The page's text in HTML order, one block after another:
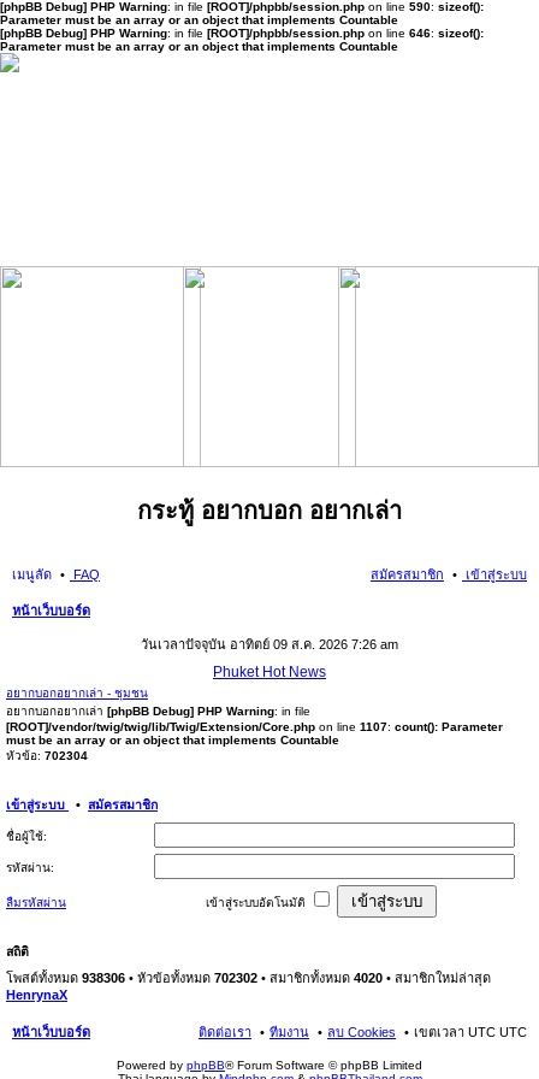
[phpBB Debug] PHP Warning: in file [ROOT]/phpbb/session.php on line 590: sizeof():
Parameter must be an array or an object that implements Countable
[phpBB Debug] PHP Warning: in file [ROOT]/phpbb/session.php on line 646: sizeof():
Parameter must be an array or an object that implements Countable
กระทู้ อยากบอก อยากเล่า
เมนูลัด FAQ เข้าสู่ระบบ
สมัครสมาชิก
หน้าเว็บบอร์ด
วันเวลาปัจจุบัน อาทิตย์ 09 ส.ค. 2026 7:26 am
Phuket Hot News
อยากบอกอยากเล่า - ชุมชน
อยากบอกอยากเล่า [phpBB Debug] PHP Warning: in file
[ROOT]/vendor/twig/twig/lib/Twig/Extension/Core.php on line 1107: count(): Parameter
must be an array or an object that implements Countable
หัวข้อ: 702304
เข้าสู่ระบบ • สมัครสมาชิก
ชื่อผู้ใช้:
รหัสผ่าน:
ลืมรหัสผ่าน เข้าสู่ระบบอัตโนมัติ
สถิติ
โพสต์ทั้งหมด 938306 • หัวข้อทั้งหมด 702302 • สมาชิกทั้งหมด 4020 • สมาชิกใหม่ล่าสุด
HenrynaX
หน้าเว็บบอร์ด เขตเวลา UTC UTC
ลบ Cookies
ทีมงาน
ติดต่อเรา
Powered by phpBB® Forum Software © phpBB Limited